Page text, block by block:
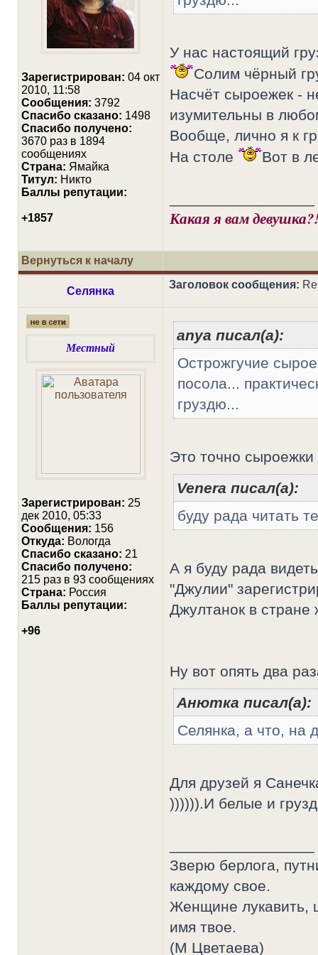
Зарегистрирован: 04 окт
2010, 11:58
Сообщения: 3792
Cпасибо сказано: 1498
Спасибо получено:
3670 раз в 1894
сообщениях
Страна: Ямайка
Титул: Никто
Баллы репутации:
+1857
У нас настоящий
Солим чёрный
Насчёт сыроежек -
изумительны в
Вообще, лично я к
На столе
Вот в
Какая я вам
Вернуться к началу
Селянка
Заголовок сообщения:
Местный
Зарегистрирован: 25
дек 2010, 05:33
Сообщения: 156
Откуда: Вологда
Cпасибо сказано: 21
Спасибо получено:
215 раз в 93 сообщениях
Страна: Россия
Баллы репутации:
+96
anya писал(а):
Острожгучие
посола...
груздю...
Это точно
Venera писал(а):
буду рада читать
А я буду рада
"Джулии"
Джултанок в
Ну вот опять два
Анютка писал(а):
Селянка, а что, на
Для друзей я
)))))).И белые и
Зверю берлога,
каждому свое.
Женщине лукавить,
имя твое.
(М Цветаева)